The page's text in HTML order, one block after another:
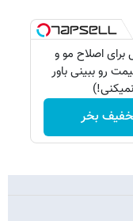
برای اصلاح مو و
رو ببینی باور
نمیکنی!)
بخر